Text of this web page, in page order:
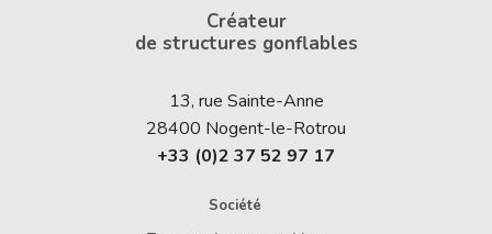
Créateur
de structures gonflables
13, rue Sainte-Anne
28400 Nogent-le-Rotrou
+33 (0)2 37 52 97 17
Société